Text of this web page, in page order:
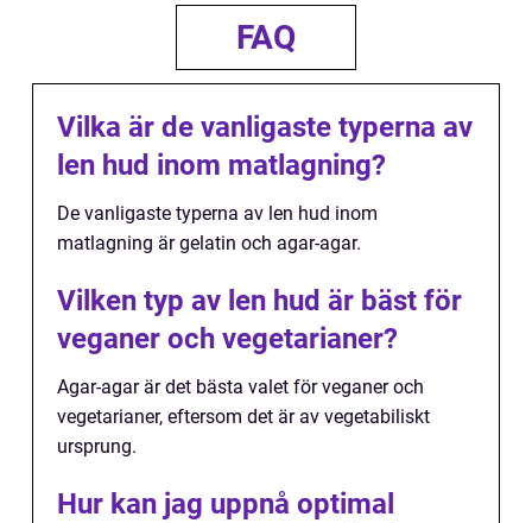
FAQ
Vilka är de vanligaste typerna av
len hud inom matlagning?
De vanligaste typerna av len hud inom
matlagning är gelatin och agar-agar.
Vilken typ av len hud är bäst för
veganer och vegetarianer?
Agar-agar är det bästa valet för veganer och
vegetarianer, eftersom det är av vegetabiliskt
ursprung.
Hur kan jag uppnå optimal